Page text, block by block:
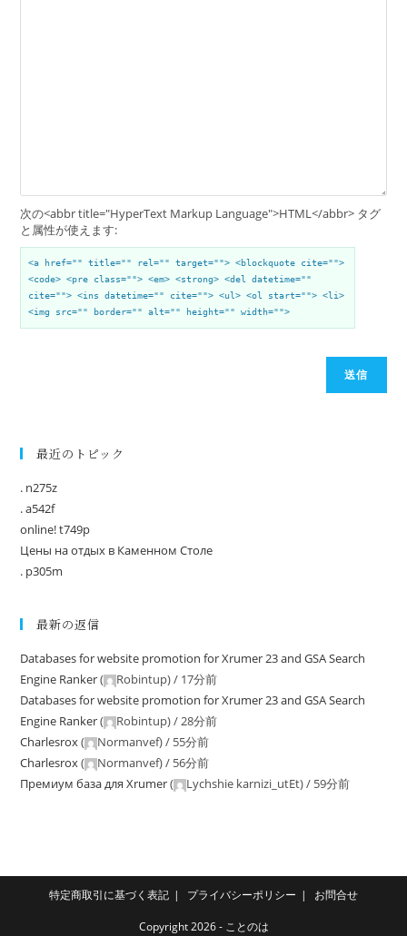
次の<abbr title="HyperText Markup Language">HTML</abbr> タグ
と属性が使えます:
<a href="" title="" rel="" target=""> <blockquote cite="">
<code> <pre class=""> <em> <strong> <del datetime=""
cite=""> <ins datetime="" cite=""> <ul> <ol start=""> <li>
<img src="" border="" alt="" height="" width="">
送信
最近のトピック
. n275z
. a542f
online! t749p
Цены на отдых в Каменном Столе
. p305m
最新の返信
Databases for website promotion for Xrumer 23 and GSA Search
Engine Ranker( Robintup) / 17分前
Databases for website promotion for Xrumer 23 and GSA Search
Engine Ranker( Robintup) /28分前
Charlesrox( Normanvef) / 55分前
Charlesrox( Normanvef) / 56分前
Премиум база для Xrumer( Lychshie karnizi_utEt) / 59分前
特定商取引に基づく表記 プライバシーポリシー お問合せ
Copyright 2026 - ことのは